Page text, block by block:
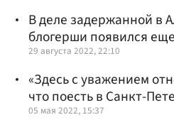
В деле задержанной в
блогерши появился
29 августа 2022, 22:10
«Здесь с уважением
что поесть в Санкт-
05 мая 2022, 15:37